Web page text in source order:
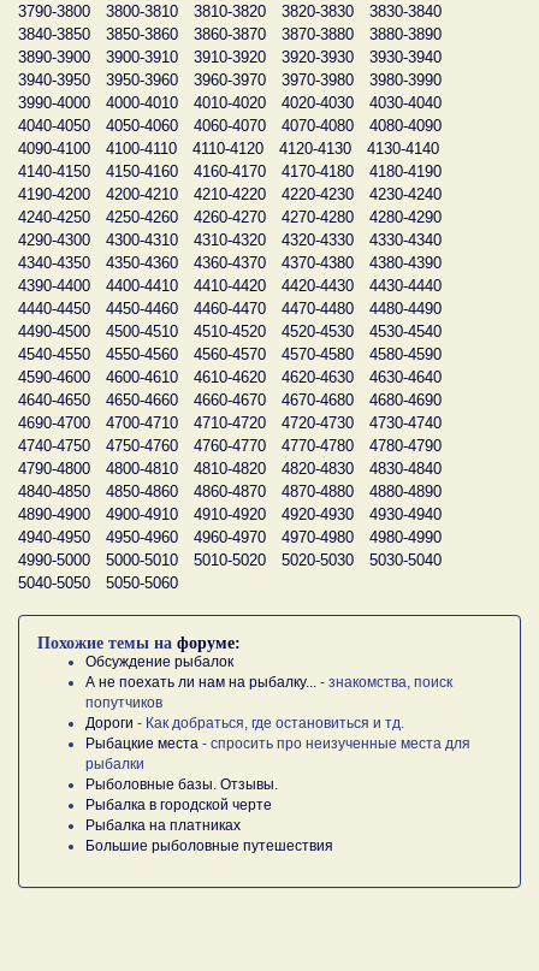
3790-3800
3800-3810 3810-3820 3820-3830
3830-3840
3840-3850
3850-3860 3860-3870 3870-3880
3880-3890
3890-3900
3900-3910 3910-3920 3920-3930
3930-3940
3940-3950
3950-3960 3960-3970 3970-3980
3980-3990
3990-4000
4000-4010 4010-4020 4020-4030
4030-4040
4040-4050
4050-4060 4060-4070 4070-4080
4080-4090
4090-4100
4100-4110 4110-4120 4120-4130
4130-4140
4140-4150
4150-4160 4160-4170 4170-4180
4180-4190
4190-4200
4200-4210 4210-4220 4220-4230
4230-4240
4240-4250
4250-4260 4260-4270 4270-4280
4280-4290
4290-4300
4300-4310 4310-4320 4320-4330
4330-4340
4340-4350
4350-4360 4360-4370 4370-4380
4380-4390
4390-4400
4400-4410 4410-4420 4420-4430
4430-4440
4440-4450
4450-4460 4460-4470 4470-4480
4480-4490
4490-4500
4500-4510 4510-4520 4520-4530
4530-4540
4540-4550
4550-4560 4560-4570 4570-4580
4580-4590
4590-4600
4600-4610 4610-4620 4620-4630
4630-4640
4640-4650
4650-4660 4660-4670 4670-4680
4680-4690
4690-4700
4700-4710 4710-4720 4720-4730
4730-4740
4740-4750
4750-4760 4760-4770 4770-4780
4780-4790
4790-4800
4800-4810 4810-4820 4820-4830
4830-4840
4840-4850
4850-4860 4860-4870 4870-4880
4880-4890
4890-4900
4900-4910 4910-4920 4920-4930
4930-4940
4940-4950
4950-4960 4960-4970 4970-4980
4980-4990
4990-5000
5000-5010 5010-5020 5020-5030
5030-5040
5040-5050
5050-5060
Похожие темы на форуме:
Обсуждение рыбалок
А не поехать ли нам на рыбалку... - знакомства, поиск
попутчиков
Дороги - Как добраться, где остановиться и тд.
Рыбацкие места - спросить про неизученные места для
рыбалки
Рыболовные базы. Отзывы.
Рыбалка в городской черте
Рыбалка на платниках
Большие рыболовные путешествия